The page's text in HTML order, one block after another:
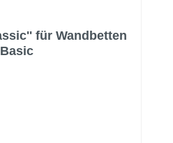
für Wandbetten
Basic